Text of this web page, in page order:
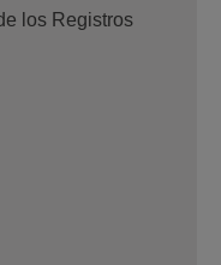
los Registros